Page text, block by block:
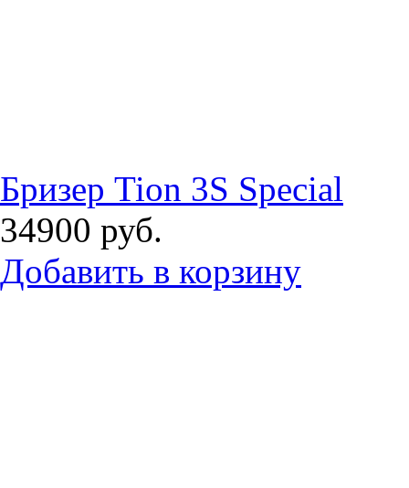
Бризер Tion 3S Special
34900 руб.
Добавить в корзину